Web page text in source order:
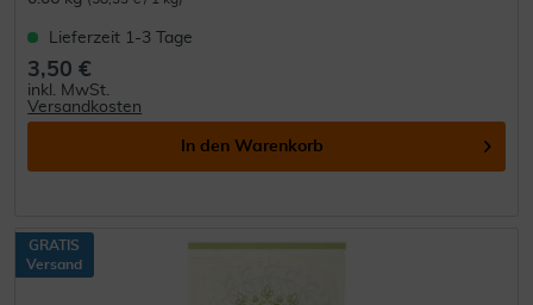
Lieferzeit 1-3 Tage
3,50 €
inkl. MwSt.
Versandkosten
In den Warenkorb
GRATIS
Versand